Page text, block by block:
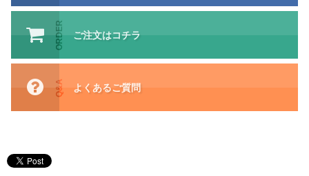
ご注文はコチラ
ORDER
よくあるご質問
Q&A